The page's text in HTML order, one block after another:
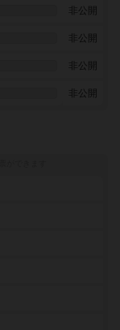
非公開
非公開
非公開
非公開